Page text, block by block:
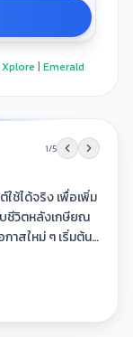
Xplore | Emerald
1/5
ใช้ได้จริง เพื่อเพิ่ม
บชีวิตหลังเกษียณ
กาสใหม่ ๆ เริ่มต้น